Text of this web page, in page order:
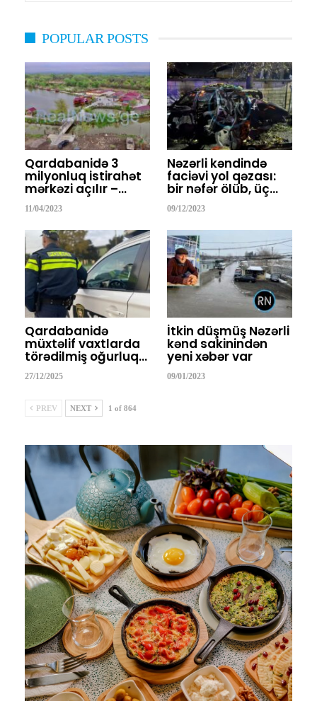
POPULAR POSTS
Qardabanidə 3
milyonluq istirahət
mərkəzi açılır –…
11/04/2023
Nəzərli kəndində
faciəvi yol qəzası:
bir nəfər ölüb, üç…
09/12/2023
Qardabanidə
müxtəlif vaxtlarda
törədilmiş oğurluq…
27/12/2025
İtkin düşmüş Nəzərli
kənd sakinindən
yeni xəbər var
09/01/2023
PREV NEXT 1 of 864